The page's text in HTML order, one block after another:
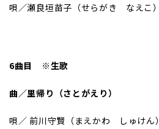
唄／瀬良垣苗子（せらがき なえこ）
6曲目 ※生歌
曲／里帰り（さとがえり）
唄／ 前川守賢（まえかわ しゅけん）